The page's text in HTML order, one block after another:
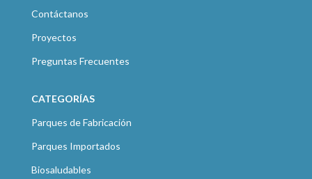
Contáctanos
Proyectos
Preguntas Frecuentes
CATEGORÍAS
Parques de Fabricación
Parques Importados
Biosaludables